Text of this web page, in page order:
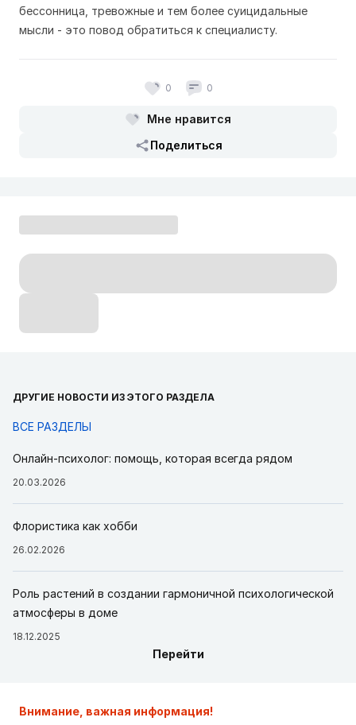
бессонница, тревожные и тем более суицидальные
мысли - это повод обратиться к специалисту.
0 0
Мне нравится
Поделиться
ДРУГИЕ НОВОСТИ ИЗ ЭТОГО РАЗДЕЛА
ВСЕ РАЗДЕЛЫ
Онлайн-психолог: помощь, которая всегда рядом
20.03.2026
Флористика как хобби
26.02.2026
Роль растений в создании гармоничной психологической
атмосферы в доме
18.12.2025
Перейти
Внимание, важная информация!